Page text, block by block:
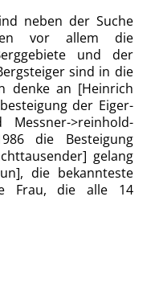
neben der Suche
vor allem die
und der
sind in die
denke an [Heinrich
der Eiger-
>reinhold-
die Besteigung
gelang
die bekannteste
Frau, die alle 14